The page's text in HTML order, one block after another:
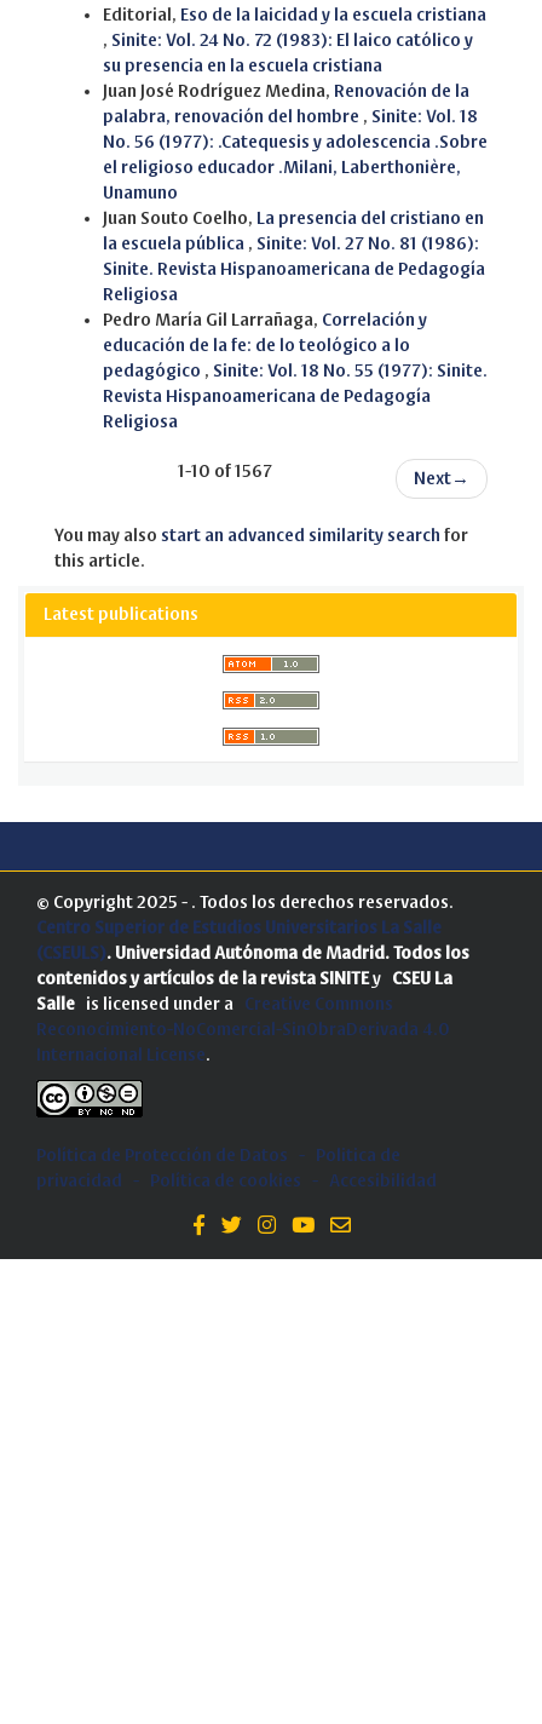
Editorial, Eso de la laicidad y la escuela cristiana
, Sinite: Vol. 24 No. 72 (1983): El laico católico y
su presencia en la escuela cristiana
Juan José Rodríguez Medina, Renovación de la
palabra, renovación del hombre , Sinite: Vol. 18
No. 56 (1977): .Catequesis y adolescencia .Sobre
el religioso educador .Milani, Laberthonière,
Unamuno
Juan Souto Coelho,
La presencia del cristiano en
la escuela pública , Sinite: Vol. 27 No. 81 (1986):
Sinite. Revista Hispanoamericana de Pedagogía
Religiosa
Pedro María Gil Larrañaga, Correlación y
educación de la fe: de lo teológico a lo
pedagógico , Sinite: Vol. 18 No. 55 (1977): Sinite.
Revista Hispanoamericana de Pedagogía
Religiosa
1-10 of 1567 Next →
You may also start an advanced similarity search for
this article.
Latest publications
© Copyright 2025 - . Todos los derechos reservados.
Centro Superior de Estudios Universitarios La Salle
(CSEULS). Universidad Autónoma de Madrid. Todos los
contenidos y artículos de la revista SINITEy CSEU La
Salle is licensed under a Creative Commons
Reconocimiento-NoComercial-SinObraDerivada 4.0
Internacional License.
Política de Protección de Datos - Politica de
privacidad
- Política de cookies - Accesibilidad